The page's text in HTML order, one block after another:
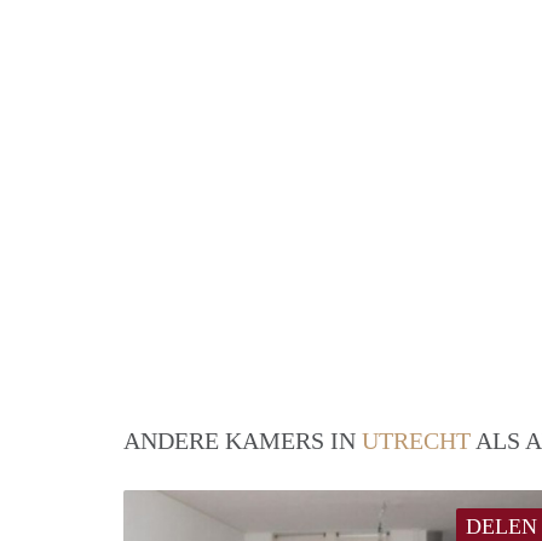
ANDERE KAMERS IN UTRECHT ALS
DELEN